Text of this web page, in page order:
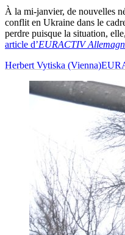
À la mi-janvier, de nouvelles
conflit en Ukraine dans le
perdre puisque la situation,
article d’EURACTIV
Herbert Vytiska (Vienna)